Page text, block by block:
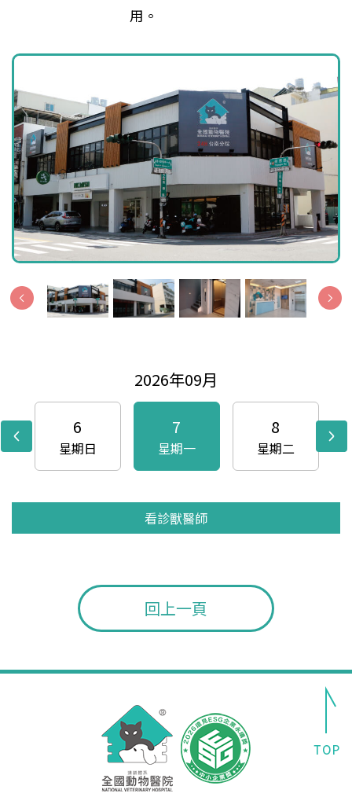
用。
2026年09月
6
星期日
7
星期一
8
星期二
看診獸醫師
看診獸醫師
看診獸醫師
看診獸醫師
看診獸醫師
看診獸醫師
看診獸醫師
看診獸醫師
看診獸醫師
看診獸醫師
看診獸醫師
看診獸醫師
看診獸醫師
看診獸醫師
看診獸醫師
看診獸醫師
看診獸醫師
看診獸醫師
看診獸醫師
看診獸醫師
看診獸醫師
看診獸醫師
看診獸醫師
看診獸醫師
看診獸醫師
看診獸醫師
看診獸醫師
看診獸醫師
看診獸醫師
看診獸醫師
回上一頁